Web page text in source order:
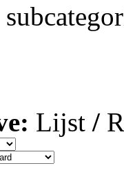
Lijst /